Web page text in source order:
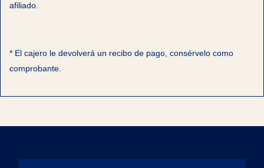
afiliado.
* El cajero le devolverá un recibo de pago, consérvelo como
comprobante.